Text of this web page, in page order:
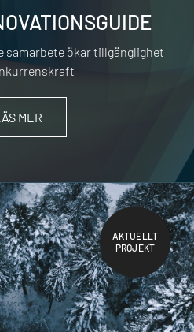
samarbete ökar tillgänglighet
MER
AKTUELLT
PROJEKT